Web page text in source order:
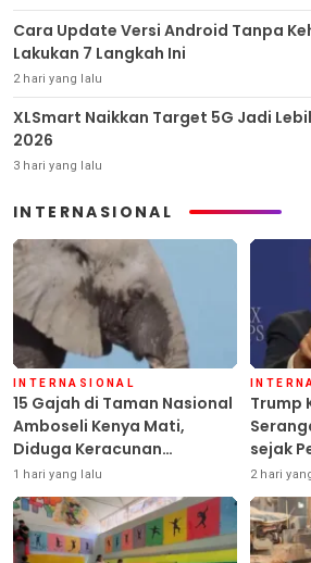
Cara Update Versi Android Tanpa
Lakukan 7 Langkah Ini
2 hari yang lalu
XLSmart Naikkan Target 5G Jadi
2026
3 hari yang lalu
INTERNASIONAL
INTERNASIONAL
15 Gajah di Taman Nasional
Amboseli Kenya Mati,
Diduga Keracunan
Pestisida
1 hari yang lalu
Trump
sejak
2 hari